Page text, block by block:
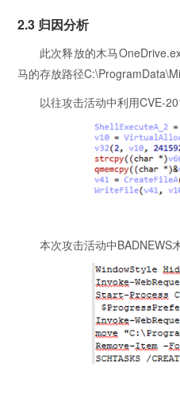
2.3 归因分析
此次释放的木马
马的存放路径
以往攻击活动中利用CVE-
本次攻击活动中BADNEWS